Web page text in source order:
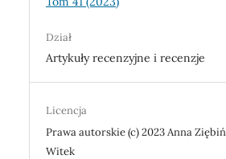
Dział
Artykuły recenzyjne i recenzje
Licencja
Prawa autorskie (c) 2023 Anna
Witek